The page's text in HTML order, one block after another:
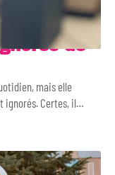
de
mais elle
ignorés. Certes, il…